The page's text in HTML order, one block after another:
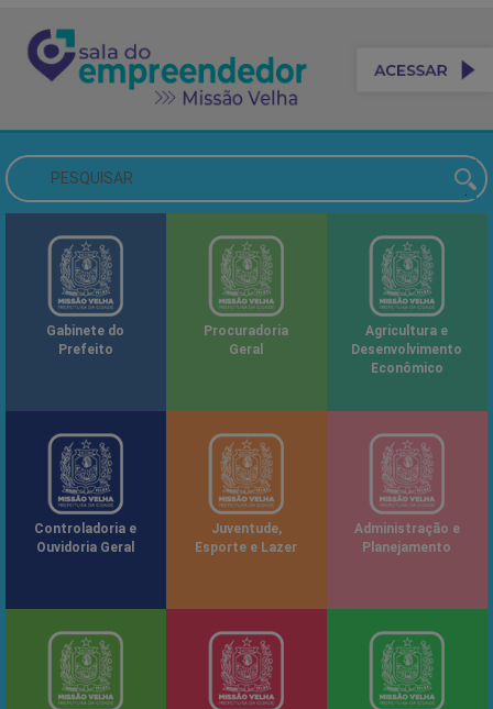
Gabinete do
Prefeito
Procuradoria
Geral
Agricultura e
Desenvolvimento
Econômico
Controladoria e
Ouvidoria Geral
Juventude,
Esporte e Lazer
Administração e
Planejamento